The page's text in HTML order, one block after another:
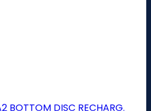
DISC RECHARG.